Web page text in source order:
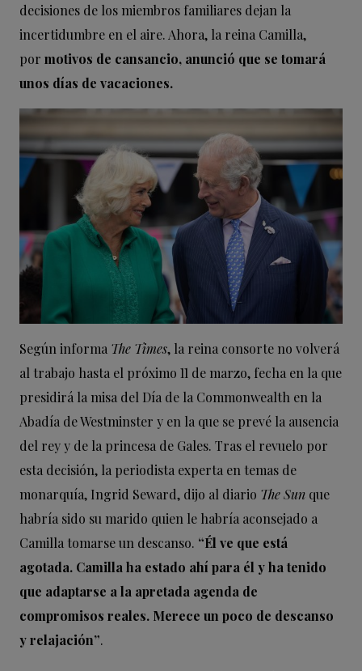
decisiones de los miembros familiares dejan la
incertidumbre en el aire. Ahora, la reina Camilla,
por motivos de cansancio, anunció que se tomará
unos días de vacaciones.
Según informa The Times, la reina consorte no volverá
al trabajo hasta el próximo 11 de marzo, fecha en la que
presidirá la misa del Día de la Commonwealth en la
Abadía de Westminster y en la que se prevé la ausencia
del rey y de la princesa de Gales. Tras el revuelo por
esta decisión, la periodista experta en temas de
monarquía, Ingrid Seward, dijo al diario The Sun que
habría sido su marido quien le habría aconsejado a
Camilla tomarse un descanso. “Él ve que está
agotada. Camilla ha estado ahí para él y ha tenido
que adaptarse a la apretada agenda de
compromisos reales. Merece un poco de descanso
y relajación”.